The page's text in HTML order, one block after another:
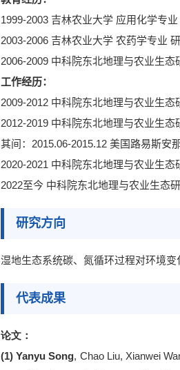
1999-2003 吉林农业大学 应用化学专
2003-2006 吉林农业大学 农药学专业
2006-2009 中科院东北地理与农业生态
工作经历：
2009-2012 中科院东北地理与农业生态
2012-2019 中科院东北地理与农业生态
其间： 2015.06-2015.12 美国路易斯安
2020-2021 中科院东北地理与农业生态
2022至今 中科院东北地理与农业生态
研究方向
湿地生态系统碳、氮循环过程对环境变
代表成果
论文 ：
(1)Yanyu Song, Chao Liu, Xianwei